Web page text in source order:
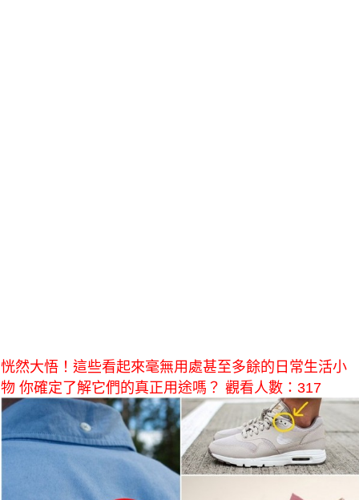
恍然大悟！這些看起來毫無用處甚至多餘的日常生活小
物 你確定了解它們的真正用途嗎？ 觀看人數：317